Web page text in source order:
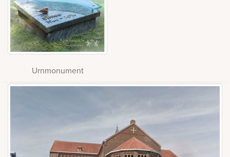
Urnmonument